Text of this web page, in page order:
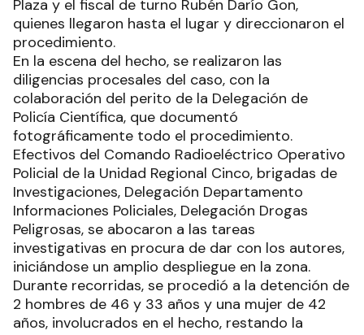
Plaza y el fiscal de turno Rubén Darío Gon,
quienes llegaron hasta el lugar y direccionaron el
procedimiento.
En la escena del hecho, se realizaron las
diligencias procesales del caso, con la
colaboración del perito de la Delegación de
Policía Científica, que documentó
fotográficamente todo el procedimiento.
Efectivos del Comando Radioeléctrico Operativo
Policial de la Unidad Regional Cinco, brigadas de
Investigaciones, Delegación Departamento
Informaciones Policiales, Delegación Drogas
Peligrosas, se abocaron a las tareas
investigativas en procura de dar con los autores,
iniciándose un amplio despliegue en la zona.
Durante recorridas, se procedió a la detención de
2 hombres de 46 y 33 años y una mujer de 42
años, involucrados en el hecho, restando la